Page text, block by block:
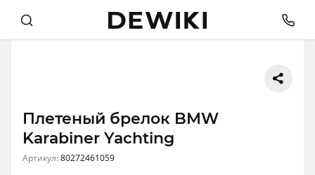
Плетеный брелок BMW
Karabiner Yachting
Артикул:80272461059